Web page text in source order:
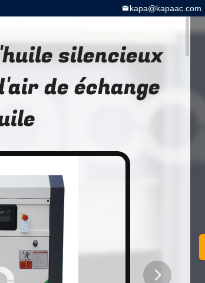
kapa@kapaac.com
silencieux
de échange